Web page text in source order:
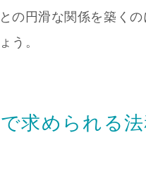
の円滑な関係を築くの
う。
求められる